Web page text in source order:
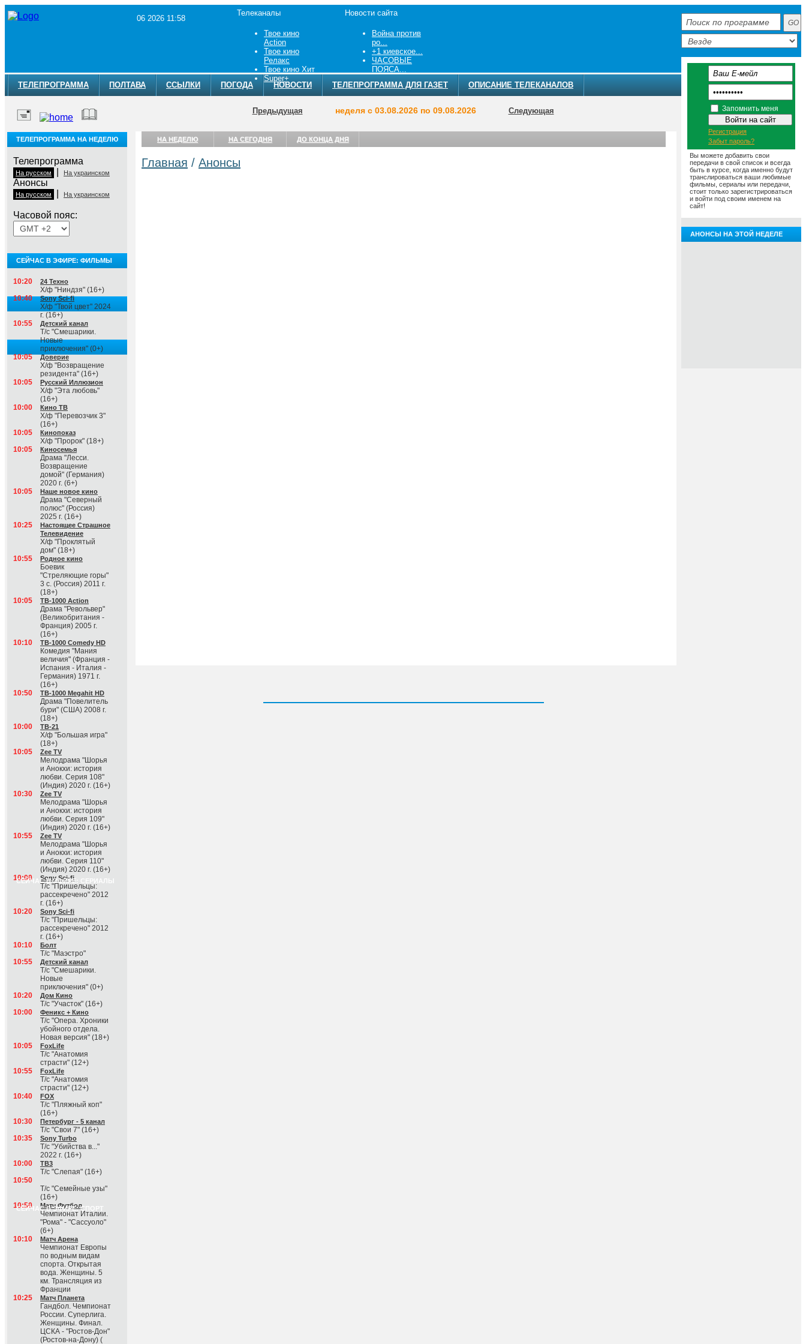
06 2026 11:58
Телеканалы
Твое кино
Action
Твое кино
Релакс
Твое кино Хит
Super+
Новости сайта
Война против
ро...
+1 киевское...
ЧАСОВЫЕ
ПОЯСА...
ТЕЛЕПРОГРАММА
ПОЛТАВА ССЫЛКИ ПОГОДА НОВОСТИ ТЕЛЕПРОГРАММА ДЛЯ ГАЗЕТ ОПИСАНИЕ ТЕЛЕКАНАЛОВ
Предыдущая неделя с 03.08.2026 по 09.08.2026 Следующая
ТЕЛЕПРОГРАММА НА НЕДЕЛЮ
Телепрограмма
На русском На украинском
Анонсы
На русском На украинском
Часовой пояс:
СЕЙЧАС В ЭФИРЕ: ФИЛЬМЫ
10:20 24 Техно
Х/ф "Ниндзя" (16+)
10:40
Sony Sci-fi
Х/ф "Твой цвет" 2024
г. (16+)
10:55
Детский канал
Т/с "Смешарики.
Новые
приключения" (0+)
10:05
Доверие
Х/ф "Возвращение
резидента" (16+)
10:05
Русский Иллюзион
Х/ф "Эта любовь"
(16+)
10:00
Кино ТВ
Х/ф "Перевозчик 3"
(16+)
10:05
Кинопоказ
Х/ф "Пророк" (18+)
10:05
Киносемья
Драма "Лесси.
Возвращение
домой" (Германия)
2020 г. (6+)
10:05
Наше новое кино
Драма "Северный
полюс" (Россия)
2025 г. (16+)
10:25
Настоящее Страшное
Телевидение
Х/ф "Проклятый
дом" (18+)
10:55
Родное кино
Боевик
"Стреляющие горы"
3 с. (Россия) 2011 г.
(18+)
10:05
ТВ-1000 Action
Драма "Револьвер"
(Великобритания -
Франция) 2005 г.
(16+)
10:10
ТВ-1000 Comedy HD
Комедия "Мания
величия" (Франция -
Испания - Италия -
Германия) 1971 г.
(16+)
10:50
ТВ-1000 Megahit HD
Драма "Повелитель
бури" (США) 2008 г.
(18+)
10:00
ТВ-21
Х/ф "Большая игра"
(18+)
10:05
Zee TV
Мелодрама "Шорья
и Анокхи: история
любви. Серия 108"
(Индия) 2020 г. (16+)
10:30
Zee TV
Мелодрама "Шорья
и Анокхи: история
любви. Серия 109"
(Индия) 2020 г. (16+)
10:55
Zee TV
Мелодрама "Шорья
и Анокхи: история
любви. Серия 110"
(Индия) 2020 г. (16+)
СЕЙЧАС В ЭФИРЕ: СЕРИАЛЫ
10:00 Sony Sci-fi
Т/с "Пришельцы:
рассекречено" 2012
г. (16+)
10:20
Sony Sci-fi
Т/с "Пришельцы:
рассекречено" 2012
г. (16+)
10:10
Болт
Т/с "Маэстро"
10:55
Детский канал
Т/с "Смешарики.
Новые
приключения" (0+)
10:20
Дом Кино
Т/с "Участок" (16+)
10:00
Феникс + Кино
Т/с "Опера. Хроники
убойного отдела.
Новая версия" (18+)
10:05
FoxLife
Т/с "Анатомия
страсти" (12+)
10:55
FoxLife
Т/с "Анатомия
страсти" (12+)
10:40
FOX
Т/с "Пляжный коп"
(16+)
10:30
Петербург - 5 канал
Т/с "Свои 7" (16+)
10:35
Sony Turbo
Т/с "Убийства в..."
2022 г. (16+)
10:00
ТВ3
Т/с "Слепая" (16+)
10:50
Т/с "Семейные узы"
(16+)
СЕЙЧАС В ЭФИРЕ: СПОРТ
10:50 Матч Футбол
Чемпионат Италии.
"Рома" - "Сассуоло"
(6+)
10:10
Матч Арена
Чемпионат Европы
по водным видам
спорта. Открытая
вода. Женщины. 5
км. Трансляция из
Франции
10:25
Матч Планета
Гандбол. Чемпионат
России. Суперлига.
Женщины. Финал.
ЦСКА - "Ростов-Дон"
(Ростов-на-Дону) (
НА НЕДЕЛЮ НА СЕГОДНЯ ДО КОНЦА ДНЯ
Главная / Анонсы
Запомнить меня
Регистрация
Забыт пароль?
Вы можете добавить свои
передачи в свой список и всегда
быть в курсе, когда именно будут
транслироваться ваши любимые
фильмы, сериалы или передачи,
стоит только зарегистрироваться
и войти под своим именем на
сайт!
АНОНСЫ НА ЭТОЙ НЕДЕЛЕ